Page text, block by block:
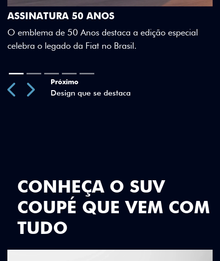
Teto bicolor, adesivos estilizados e detalhes
Green criam uma identidade visual única.
CONHEÇA O SUV
COUPÉ QUE VEM COM
TUDO